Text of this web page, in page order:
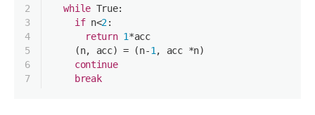
2
3
4
5
6
7
while True:
if n<2:
return 1*acc
    (n, acc) = (n-
1 , acc *n)
continue
break